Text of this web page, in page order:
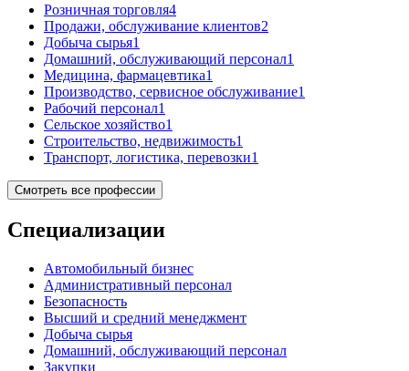
Розничная торговля4
Продажи, обслуживание клиентов2
Добыча сырья1
Домашний, обслуживающий персонал1
Медицина, фармацевтика1
Производство, сервисное обслуживание1
Рабочий персонал1
Сельское хозяйство1
Строительство, недвижимость1
Транспорт, логистика, перевозки1
Смотреть все профессии
Специализации
Автомобильный бизнес
Административный персонал
Безопасность
Высший и средний менеджмент
Добыча сырья
Домашний, обслуживающий персонал
Закупки